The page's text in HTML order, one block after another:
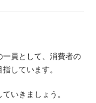
員として、消費者の
しています。
いきましょう。